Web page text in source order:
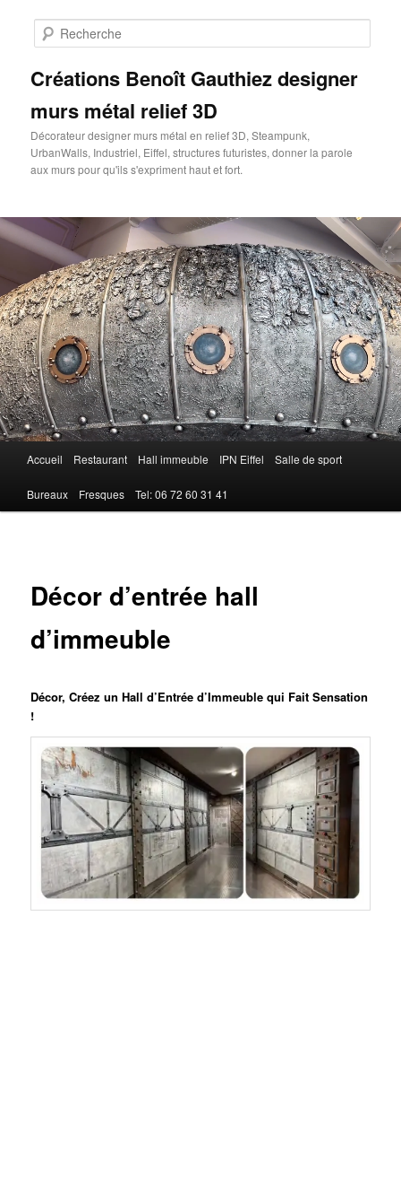
contenu
Créations Benoît Gauthiez designer
murs métal relief 3D
Décorateur designer murs métal en relief 3D, Steampunk,
UrbanWalls, Industriel, Eiffel, structures futuristes, donner la parole
aux murs pour qu'ils s'expriment haut et fort.
principal
Accueil Restaurant Hall immeuble IPN Eiffel Salle de sport
Bureaux Fresques Tel: 06 72 60 31 41
Décor d’entrée hall
d’immeuble
Décor, Créez un Hall d’Entrée d’Immeuble qui Fait Sensation
!